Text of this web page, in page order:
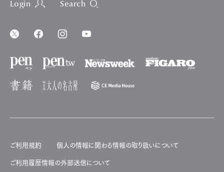
Login Search
ご利用規約 個人の情報に関わる情報の取り扱いについて
ご利用履歴情報の外部送信について